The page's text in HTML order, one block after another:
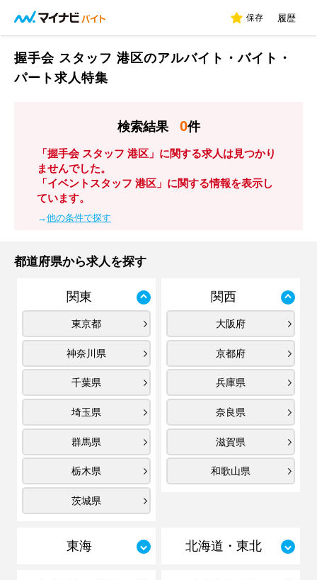
保存 履歴
握手会 スタッフ 港区のアルバイト・バイト・
パート求人特集
検索結果 0件
「握手会 スタッフ 港区」に関する求人は見つかり
ませんでした。
「イベントスタッフ 港区」に関する情報を表示し
ています。
→他の条件で探す
都道府県から求人を探す
関東
東京都
神奈川県
千葉県
埼玉県
群馬県
栃木県
茨城県
関西
大阪府
京都府
兵庫県
奈良県
滋賀県
和歌山県
東海 北海道・東北